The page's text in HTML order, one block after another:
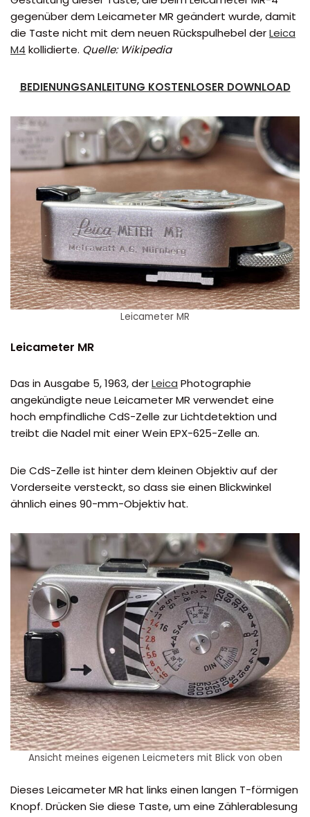
gegenüber dem Leicameter MR geändert wurde, damit
die Taste nicht mit dem neuen Rückspulhebel derLeica
M4 kollidierte. Quelle: Wikipedia
BEDIENUNGSANLEITUNG KOSTENLOSER DOWNLOAD
Leicameter MR
Leicameter MR
Das in Ausgabe 5, 1963, derLeica Photographie
angekündigte neue Leicameter MR verwendet eine
hoch empfindliche CdS-Zelle zur Lichtdetektion und
treibt die Nadel mit einer Wein EPX-625-Zelle an.
Die CdS-Zelle ist hinter dem kleinen Objektiv auf der
Vorderseite versteckt, so dass sie einen Blickwinkel
ähnlich eines 90-mm-Objektiv hat.
Ansicht meines eigenen Leicmeters mit Blick von oben
Dieses Leicameter MR hat links einen langen T-förmigen
Knopf. Drücken Sie diese Taste, um eine Zählerablesung